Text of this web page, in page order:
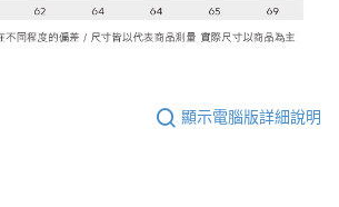
顯示電腦版詳細說明